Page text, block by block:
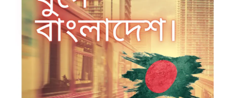
প্রতিভাবান
বিজ্ঞানী
ও
মানবসেবক
মেট্রোরেলের যুগে বাংলাদেশ